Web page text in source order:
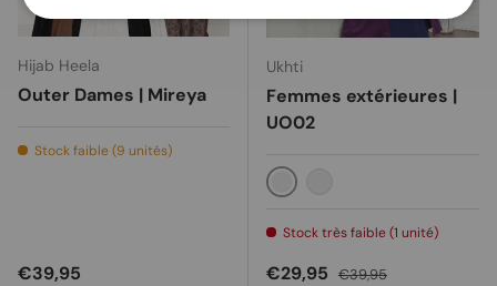
Hijab Heela
Outer Dames | Mireya
Stock faible (9 unités)
Prix habituel
€39,95
Ukhti
Femmes extérieures |
UO02
Violet foncé
Stock très faible (1 unité)
Prix soldé
€29,95 Prix habituel
€39,95